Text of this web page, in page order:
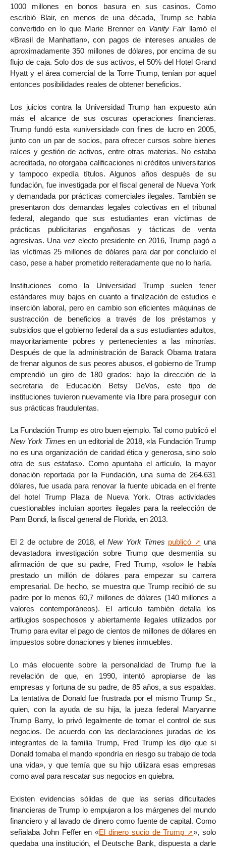
1000 millones en bonos basura en sus casinos. Como
escribió Blair, en menos de una década, Trump se había
convertido en lo que Marie Brenner en Vanity Fairllamó el
«Brasil de Manhattan», con pagos de intereses anuales de
aproximadamente 350 millones de dólares, por encima de su
flujo de caja. Solo dos de sus activos, el 50% del Hotel Grand
Hyatt y el área comercial de la Torre Trump, tenían por aquel
entonces posibilidades reales de obtener beneficios.
Los juicios contra la Universidad Trump han expuesto aún
más el alcance de sus oscuras operaciones financieras.
Trump fundó esta «universidad» con fines de lucro en 2005,
junto con un par de socios, para ofrecer cursos sobre bienes
raíces y gestión de activos, entre otras materias. No estaba
acreditada, no otorgaba calificaciones ni créditos universitarios
y tampoco expedía títulos. Algunos años después de su
fundación, fue investigada por el fiscal general de Nueva York
y demandada por prácticas comerciales ilegales. También se
presentaron dos demandas legales colectivas en el tribunal
federal, alegando que sus estudiantes eran víctimas de
prácticas publicitarias engañosas y tácticas de venta
agresivas. Una vez electo presidente en 2016, Trump pagó a
las víctimas 25 millones de dólares para dar por concluido el
caso, pese a haber prometido reiteradamente que no lo haría.
Instituciones como la Universidad Trump suelen tener
estándares muy bajos en cuanto a finalización de estudios e
inserción laboral, pero en cambio son eficientes máquinas de
sustracción de beneficios a través de los préstamos y
subsidios que el gobierno federal da a sus estudiantes adultos,
mayoritariamente pobres y pertenecientes a las minorías.
Después de que la administración de Barack Obama tratara
de frenar algunos de sus peores abusos, el gobierno de Trump
emprendió un giro de 180 grados: bajo la dirección de la
secretaria de Educación Betsy DeVos, este tipo de
instituciones tuvieron nuevamente vía libre para proseguir con
sus prácticas fraudulentas.
La Fundación Trump es otro buen ejemplo. Tal como publicó el
New York Times en un editorial de 2018, «la Fundación Trump
no es una organización de caridad ética y generosa, sino solo
otra de sus estafas». Como apuntaba el artículo, la mayor
donación reportada por la Fundación, una suma de 264.631
dólares, fue usada para renovar la fuente ubicada en el frente
del hotel Trump Plaza de Nueva York. Otras actividades
cuestionables incluían aportes ilegales para la reelección de
Pam Bondi, la fiscal general de Florida, en 2013.
El 2 de octubre de 2018, elNew York Times publicó
una
devastadora investigación sobre Trump que desmentía su
afirmación de que su padre, Fred Trump, «solo» le había
prestado un millón de dólares para empezar su carrera
empresarial. De hecho, se muestra que Trump recibió de su
padre por lo menos 60,7 millones de dólares (140 millones a
valores contemporáneos). El artículo también detalla los
artilugios sospechosos y abiertamente ilegales utilizados por
Trump para evitar el pago de cientos de millones de dólares en
impuestos sobre donaciones y bienes inmuebles.
Lo más elocuente sobre la personalidad de Trump fue la
revelación de que, en 1990, intentó apropiarse de las
empresas y fortuna de su padre, de 85 años, a sus espaldas.
La tentativa de Donald fue frustrada por el mismo Trump Sr.,
quien, con la ayuda de su hija, la jueza federal Maryanne
Trump Barry, lo privó legalmente de tomar el control de sus
negocios. De acuerdo con las declaraciones juradas de los
integrantes de la familia Trump, Fred Trump les dijo que si
Donald tomaba el mando «pondría en riesgo su trabajo de toda
una vida», y que temía que su hijo utilizara esas empresas
como aval para rescatar sus negocios en quiebra.
Existen evidencias sólidas de que las serias dificultades
financieras de Trump lo empujaron a los márgenes del mundo
financiero y al lavado de dinero como fuente de capital. Como
señalaba John Feffer en «El dinero sucio de Trump
», solo
quedaba una institución, el Deutsche Bank, dispuesta a darle